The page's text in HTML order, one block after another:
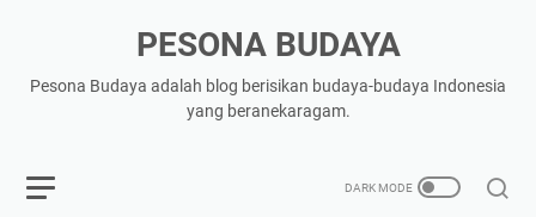
PESONA BUDAYA
Pesona Budaya adalah blog berisikan budaya-budaya Indonesia
yang beranekaragam.